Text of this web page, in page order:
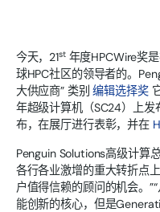
今天，21st年度HPCWire奖
球HPC社区的领导者的。
大供应商” 类别编辑选择奖
年超级计算机（SC24）上
布，在展厅进行表彰，并在
Penguin Solutions高级计算
各行各业激增的重大转折点
户值得信赖的顾问的机会。
能创新的核心，但是